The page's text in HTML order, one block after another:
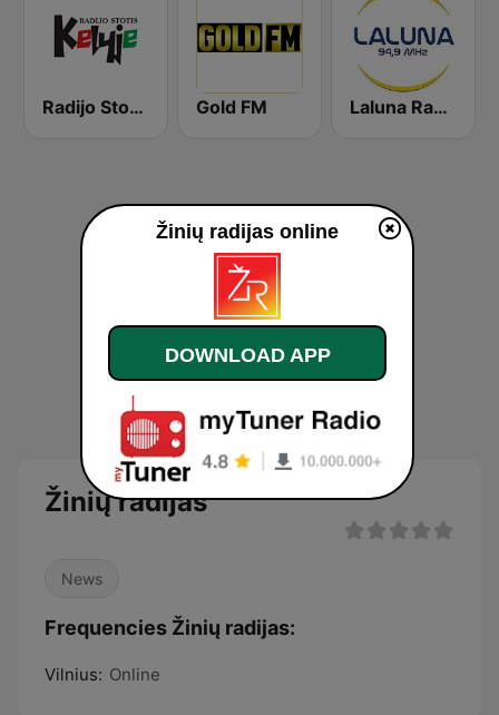
Radijo Stotis Kelyje Gold FM Laluna Radijo 94.9 FM
Žinių radijas
News
Frequencies Žinių radijas:
Vilnius: Online
Žinių radijas online
DOWNLOAD APP